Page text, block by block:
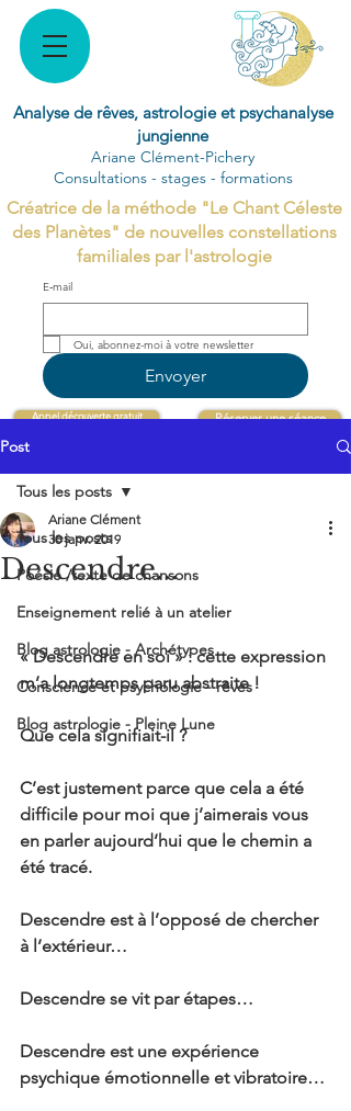
Analyse de rêves, astrologie et psychanalyse
jungienne
Ariane Clément-Pichery
Consultations - stages - formations
Créatrice de la méthode "Le Chant Céleste
des Planètes" de nouvelles constellations
familiales par l'astrologie
E‑mail
Envoyer
Appel découverte gratuit Réserver une séance
Post
Tous les posts
Poésie /texte de chansons
Enseignement relié à un atelier
Blog astrologie - Archétypes
Conscience et psychologie - rêves
Blog astrologie - Pleine Lune
Tous les posts
Descendre...
Ariane Clément
30 janv. 2019
« Descendre en soi » : cette expression
m’a longtemps paru abstraite !
Que cela signifiait-il ?
C’est justement parce que cela a été
difficile pour moi que j’aimerais vous
en parler aujourd’hui que le chemin a
été tracé.
Descendre est à l’opposé de chercher
à l’extérieur…
Descendre se vit par étapes…
Descendre est une expérience
psychique émotionnelle et vibratoire…